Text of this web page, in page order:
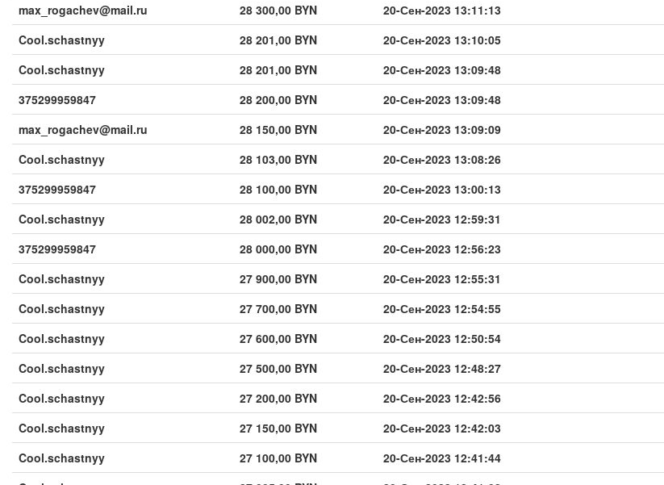
max_rogachev@mail.ru
28 300,00 BYN
20-Сен-2023 13:11:13
Cool.schastnyy
28 201,00 BYN
20-Сен-2023 13:10:05
Cool.schastnyy
28 201,00 BYN
20-Сен-2023 13:09:48
375299959847
28 200,00 BYN
20-Сен-2023 13:09:48
max_rogachev@mail.ru
28 150,00 BYN
20-Сен-2023 13:09:09
Cool.schastnyy
28 103,00 BYN
20-Сен-2023 13:08:26
375299959847
28 100,00 BYN
20-Сен-2023 13:00:13
Cool.schastnyy
28 002,00 BYN
20-Сен-2023 12:59:31
375299959847
28 000,00 BYN
20-Сен-2023 12:56:23
Cool.schastnyy
27 900,00 BYN
20-Сен-2023 12:55:31
Cool.schastnyy
27 700,00 BYN
20-Сен-2023 12:54:55
Cool.schastnyy
27 600,00 BYN
20-Сен-2023 12:50:54
Cool.schastnyy
27 500,00 BYN
20-Сен-2023 12:48:27
Cool.schastnyy
27 200,00 BYN
20-Сен-2023 12:42:56
Cool.schastnyy
27 150,00 BYN
20-Сен-2023 12:42:03
Cool.schastnyy
27 100,00 BYN
20-Сен-2023 12:41:44